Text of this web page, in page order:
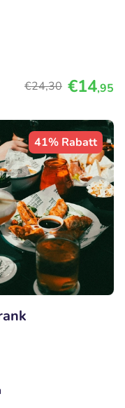
€24,30 €14,95
41% Rabatt